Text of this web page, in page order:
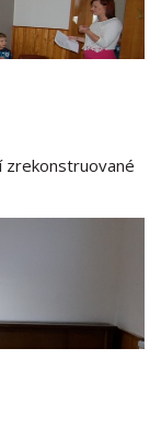
zrekonstruované